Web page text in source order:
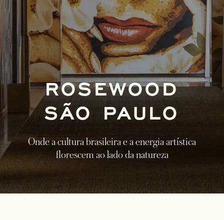
ROSEWOOD
SÃO PAULO
Onde a cultura brasileira e a energia artística
florescem ao lado da natureza